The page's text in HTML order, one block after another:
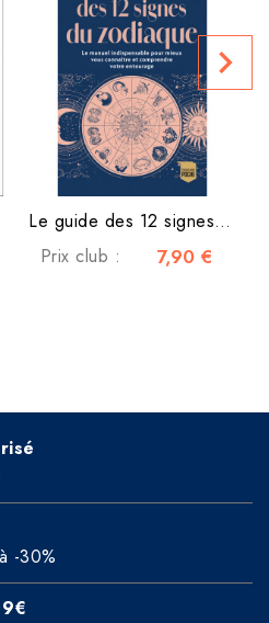
Le guide des 12 signes du...
Prix club :
7,90 €
navigate_next
-30%